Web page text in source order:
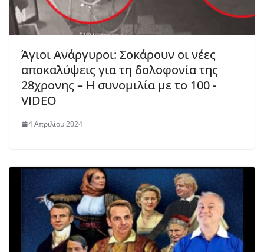
Άγιοι Ανάργυροι: Σοκάρουν οι νέες
αποκαλύψεις για τη δολοφονία της
28χρονης – Η συνομιλία με το 100 -
VIDEO
4 Απριλίου 2024